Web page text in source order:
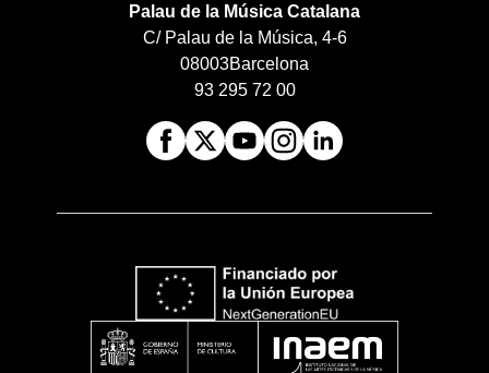
Palau de la Música Catalana
C/ Palau de la Música, 4-6
08003Barcelona
93 295 72 00